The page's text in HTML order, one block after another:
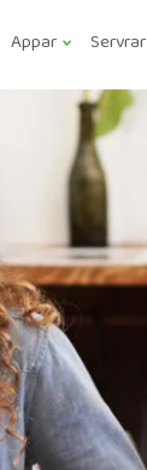
Appar Servrar